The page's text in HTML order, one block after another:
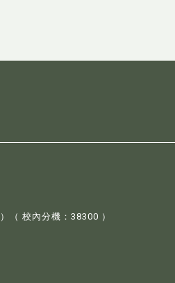
）（ 校內分機：38300 ）